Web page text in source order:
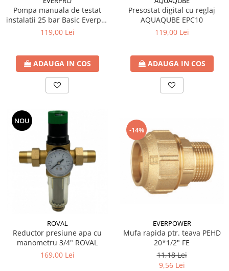
Pompa manuala de testat
instalatii 25 bar Basic Everpro
(asamblata)
119,00 Lei
ADAUGA IN COS
Presostat digital cu reglaj
AQUAQUBE EPC10
119,00 Lei
ADAUGA IN COS
NOU
ROVAL
Reductor presiune apa cu
manometru 3/4" ROVAL
169,00 Lei
-14%
EVERPOWER
Mufa rapida ptr. teava PEHD
20*1/2" FE
11,18 Lei
9,56 Lei